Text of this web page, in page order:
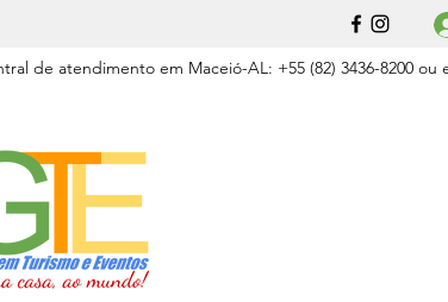
de atendimento em Maceió-AL: +55 (82) 3436-8200 ou